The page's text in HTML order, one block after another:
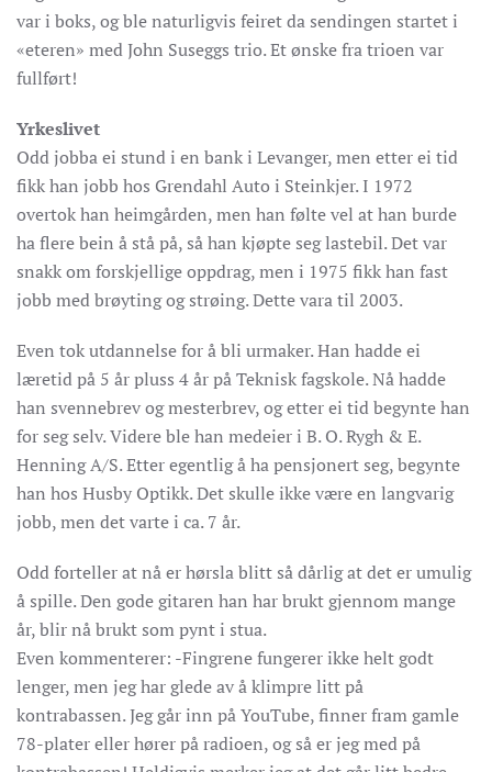
var i boks, og ble naturligvis feiret da sendingen startet i
«eteren» med John Suseggs trio. Et ønske fra trioen var
fullført!
Yrkeslivet
Odd jobba ei stund i en bank i Levanger, men etter ei tid
fikk han jobb hos Grendahl Auto i Steinkjer. I 1972
overtok han heimgården, men han følte vel at han burde
ha flere bein å stå på, så han kjøpte seg lastebil. Det var
snakk om forskjellige oppdrag, men i 1975 fikk han fast
jobb med brøyting og strøing. Dette vara til 2003.
Even tok utdannelse for å bli urmaker. Han hadde ei
læretid på 5 år pluss 4 år på Teknisk fagskole. Nå hadde
han svennebrev og mesterbrev, og etter ei tid begynte han
for seg selv. Videre ble han medeier i B. O. Rygh & E.
Henning A/S. Etter egentlig å ha pensjonert seg, begynte
han hos Husby Optikk. Det skulle ikke være en langvarig
jobb, men det varte i ca. 7 år.
Odd forteller at nå er hørsla blitt så dårlig at det er umulig
å spille. Den gode gitaren han har brukt gjennom mange
år, blir nå brukt som pynt i stua.
Even kommenterer: -Fingrene fungerer ikke helt godt
lenger, men jeg har glede av å klimpre litt på
kontrabassen. Jeg går inn på YouTube, finner fram gamle
78-plater eller hører på radioen, og så er jeg med på